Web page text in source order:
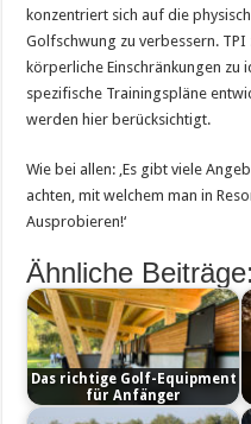
konzentriert sich auf die
Golfschwung zu verbessern.
körperliche Einschränkungen
spezifische Trainingspläne
werden hier berücksichtigt​.
Wie bei allen: ‚Es gibt viele
achten, mit welchem man in
Ausprobieren!‘
Ähnliche Beiträge:
Das richtige Golf-Equipment
für Anfänger